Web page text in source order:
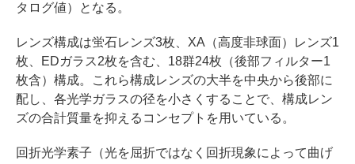
タログ値）となる。
レンズ構成は蛍石レンズ3枚、XA（高度非球面）レンズ1
枚、EDガラス2枚を含む、18群24枚（後部フィルター1
枚含）構成。これら構成レンズの大半を中央から後部に
配し、各光学ガラスの径を小さくすることで、構成レン
ズの合計質量を抑えるコンセプトを用いている。
回折光学素⼦（光を屈折ではなく回折現象によって曲げ